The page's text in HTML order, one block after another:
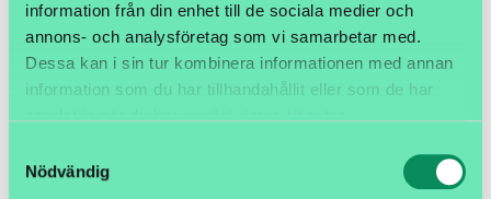
information från din enhet till de sociala medier och
annons- och analysföretag som vi samarbetar med.
Dessa kan i sin tur kombinera informationen med annan
information som du har tillhandahållit eller som de har
Nödvändig
Art nr. E102152-L06 Art nr. E102203-L01